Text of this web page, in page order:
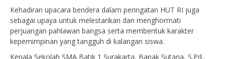
Kehadiran upacara bendera dalam peringatan HUT RI juga
sebagai upaya untuk melestarikan dan menghormati
perjuangan pahlawan bangsa serta membentuk karakter
kepemimpinan yang tangguh di kalangan siswa.
Kepala Sekolah SMA Batik 1 Surakarta, Bapak Sutana, S.Pd.,